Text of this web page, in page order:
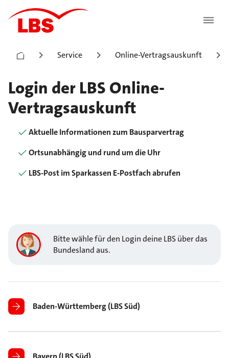
Service Online-Vertragsauskunft
Login der LBS Online-
Vertragsauskunft
Aktuelle Informationen zum Bausparvertrag
Ortsunabhängig und rund um die Uhr
LBS-Post im Sparkassen E-Postfach abrufen
Bitte wähle für den Login deine LBS über das
Bundesland aus.
Baden-Württemberg (LBS Süd)